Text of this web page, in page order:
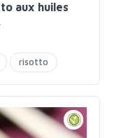
aux huiles
risotto